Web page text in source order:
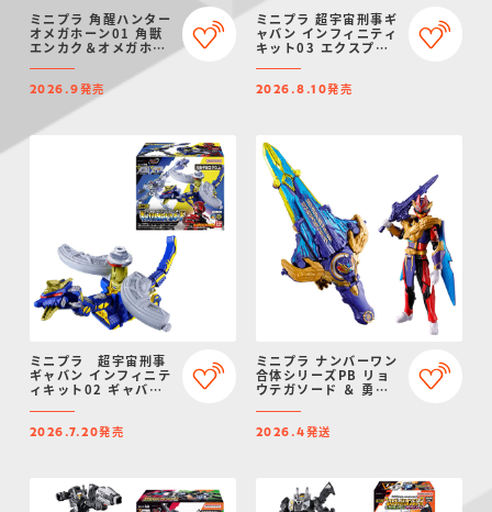
ミニプラ 角醒ハンター
オメガホーン01 角獣
エンカク＆オメガホー
ン＆キャプテン・オメ
ガホーン
2026.9発売
ミニプラ 超宇宙刑事ギ
ャバン インフィニティ
キット03 エクスプレ
2026.8.10発売
ミニプラ 超宇宙刑事
ギャバン インフィニテ
ィキット02 ギャバリ
2026.7.20発売
ミニプラ ナンバーワン
合体シリーズPB リョ
ウテガソード ＆ 勇動
ルフ【プレミアムバン
ダイ限定】
2026.4発送